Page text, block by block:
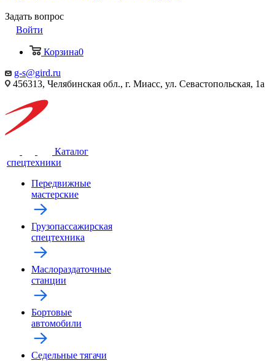
Задать вопрос
Войти
Корзина0
g-s@gird.ru
456313, Челябинская обл., г. Миасс, ул. Севастопольская, 1а
Каталог
спецтехники
Передвижные
мастерские
Грузопассажирская
спецтехника
Маслораздаточные
станции
Бортовые
автомобили
Седельные тягачи